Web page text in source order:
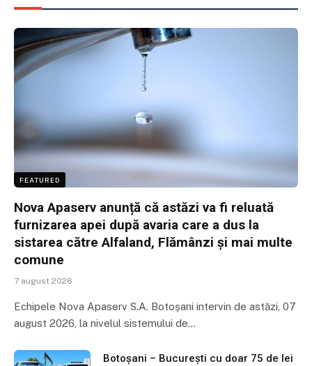
FEATURED
Nova Apaserv anunță că astăzi va fi reluată
furnizarea apei după avaria care a dus la
sistarea către Alfaland, Flămânzi și mai multe
comune
7 august 2026
Echipele Nova Apaserv S.A. Botoșani intervin de astăzi, 07
august 2026, la nivelul sistemului de…
Botoșani – București cu doar 75 de lei